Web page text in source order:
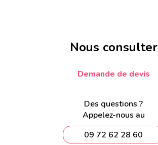
Nous consulter
Demande de devis
Des questions ?
Appelez-nous au
09 72 62 28 60